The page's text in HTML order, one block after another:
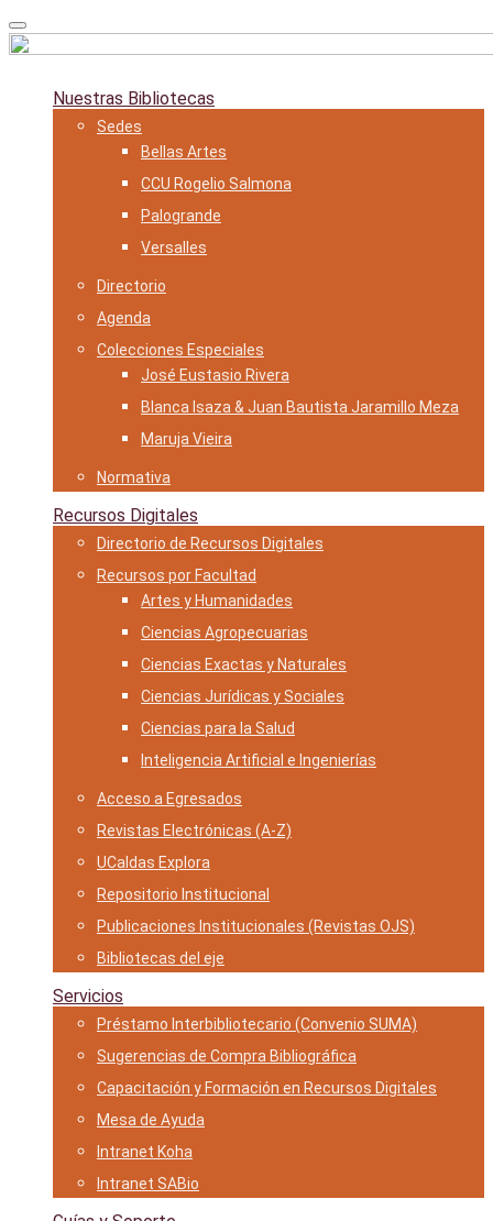
Skip
to
content
Nuestras Bibliotecas
Sedes
Bellas Artes
CCU Rogelio Salmona
Palogrande
Versalles
Directorio
Agenda
Colecciones Especiales
José Eustasio Rivera
Blanca Isaza & Juan Bautista Jaramillo Meza
Maruja Vieira
Normativa
Recursos Digitales
Directorio de Recursos Digitales
Recursos por Facultad
Artes y Humanidades
Ciencias Agropecuarias
Ciencias Exactas y Naturales
Ciencias Jurídicas y Sociales
Ciencias para la Salud
Inteligencia Artificial e Ingenierías
Acceso a Egresados
Revistas Electrónicas (A-Z)
UCaldas Explora
Repositorio Institucional
Publicaciones Institucionales (Revistas OJS)
Bibliotecas del eje
Servicios
Préstamo Interbibliotecario (Convenio SUMA)
Sugerencias de Compra Bibliográfica
Capacitación y Formación en Recursos Digitales
Mesa de Ayuda
Intranet Koha
Intranet SABio